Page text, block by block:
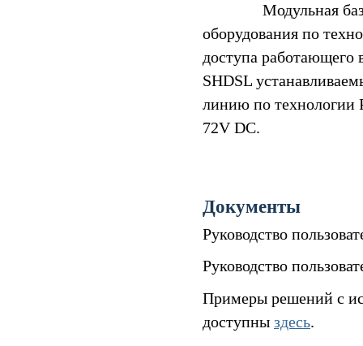
Модульная
оборудования по
доступа
SHDSL
линию по технологии
72V DC.
Документы
Руководство
Руководство
Примеры решений с
доступны здесь.